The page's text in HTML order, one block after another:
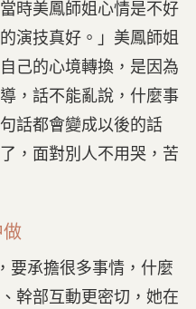
時美鳳師姐心情是不好
演技真好。」美鳳師姐
己的心境轉換，是因為
，話不能亂說，什麼事
話都會變成以後的話
，面對別人不用哭，苦
要承擔很多事情，什麼
幹部互動更密切，她在